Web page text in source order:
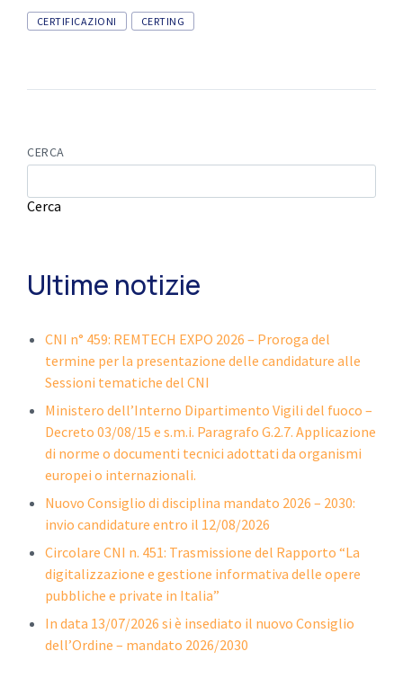
CERTIFICAZIONI CERTING
CERCA
Cerca
Ultime notizie
CNI n° 459: REMTECH EXPO 2026 – Proroga del
termine per la presentazione delle candidature alle
Sessioni tematiche del CNI
Ministero dell’Interno Dipartimento Vigili del fuoco –
Decreto 03/08/15 e s.m.i. Paragrafo G.2.7. Applicazione
di norme o documenti tecnici adottati da organismi
europei o internazionali.
Nuovo Consiglio di disciplina mandato 2026 – 2030:
invio candidature entro il 12/08/2026
Circolare CNI n. 451: Trasmissione del Rapporto “La
digitalizzazione e gestione informativa delle opere
pubbliche e private in Italia”
In data 13/07/2026 si è insediato il nuovo Consiglio
dell’Ordine – mandato 2026/2030